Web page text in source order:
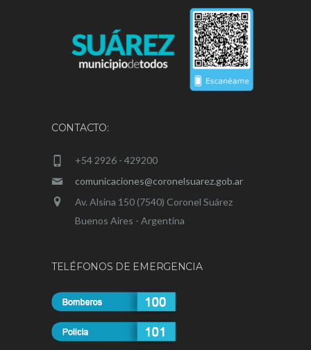
CONTACTO:
+54 2926 - 429200
comunicaciones@coronelsuarez.gob.ar
Av. Alsina 150 (7540) Coronel Suárez
Buenos Aires - Argentina
TELÉFONOS DE EMERGENCIA